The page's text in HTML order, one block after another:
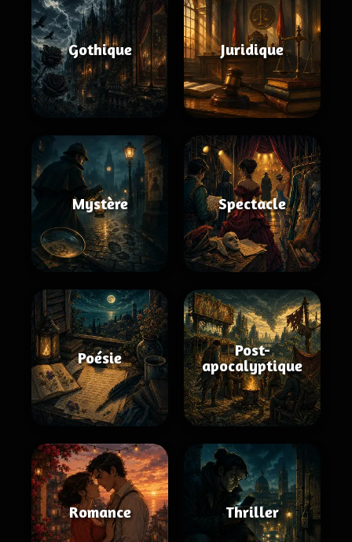
Gothique Juridique
Mystère Spectacle
Poésie
Post-
apocalyptique
Romance Thriller